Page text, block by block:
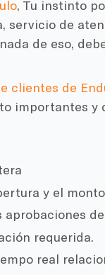
, Tu instinto
servicio de
de eso,
clientes de
importantes y
y el
requerida.
real